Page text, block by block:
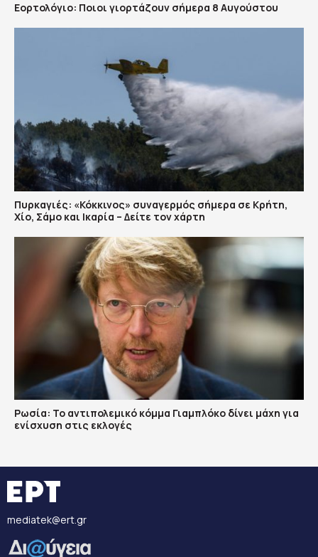
Εορτολόγιο: Ποιοι γιορτάζουν σήμερα 8 Αυγούστου
Πυρκαγιές: «Κόκκινος» συναγερμός σήμερα σε Κρήτη,
Χίο, Σάμο και Ικαρία – Δείτε τον χάρτη
Ρωσία: Το αντιπολεμικό κόμμα Γιαμπλόκο δίνει μάχη για
ενίσχυση στις εκλογές
mediatek@ert.gr